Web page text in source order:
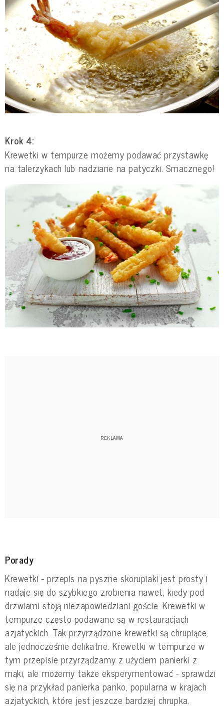
Krok 4:
Krewetki w tempurze możemy podawać przystawkę
na talerzykach lub nadziane na patyczki. Smacznego!
Porady
Krewetki - przepis na pyszne skorupiaki jest prosty i
nadaje się do szybkiego zrobienia nawet, kiedy pod
drzwiami stoją niezapowiedziani goście. Krewetki w
tempurze często podawane są w restauracjach
azjatyckich. Tak przyrządzone krewetki są chrupiące,
ale jednocześnie delikatne. Krewetki w tempurze w
tym przepisie przyrządzamy z użyciem panierki z
mąki, ale możemy także eksperymentować - sprawdzi
się na przykład panierka panko, popularna w krajach
azjatyckich, które jest jeszcze bardziej chrupka.